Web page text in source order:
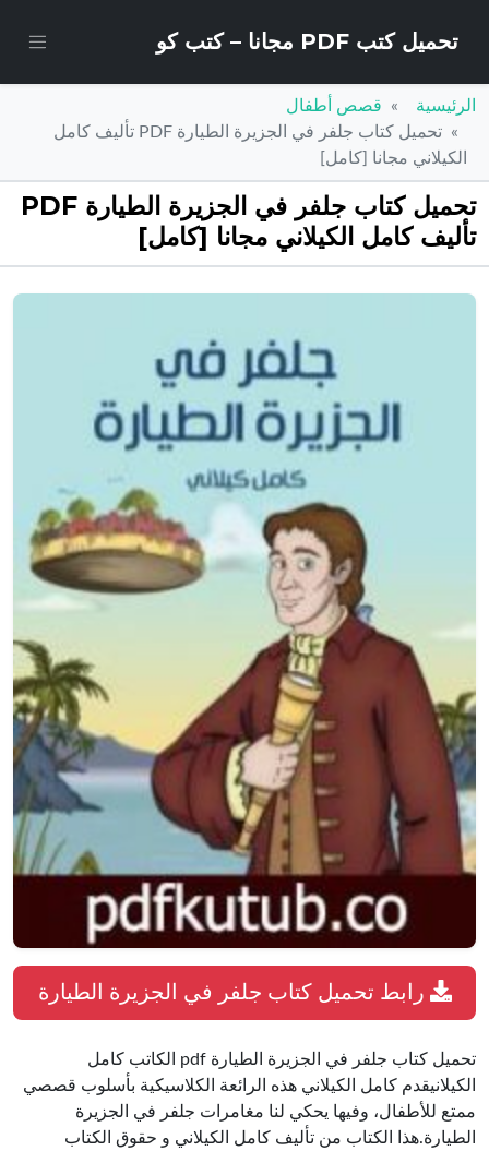
تحميل كتب PDF مجانا – كتب كو
الرئيسية
قصص أطفال
تحميل كتاب جلفر في الجزيرة الطيارة PDF تأليف كامل
الكيلاني مجانا [كامل]
تحميل كتاب جلفر في الجزيرة الطيارة PDF
تأليف كامل الكيلاني مجانا [كامل]
تحميل كتاب جلفر في الجزيرة الطيارة pdf الكاتب كامل
الكيلانيقدم كامل الكيلاني هذه الرائعة الكلاسيكية بأسلوب قصصي
ممتع للأطفال، وفيها يحكي لنا مغامرات جلفر في الجزيرة
الطيارة.هذا الكتاب من تأليف كامل الكيلاني و حقوق الكتاب